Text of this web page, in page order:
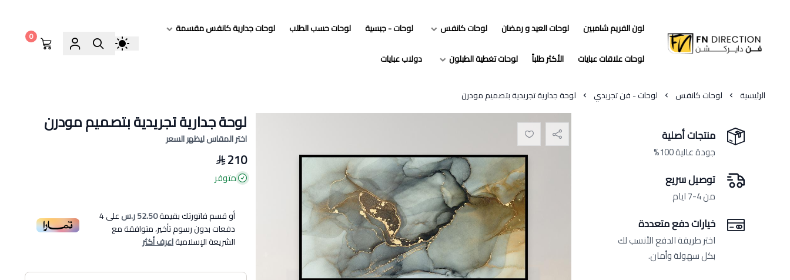
فن دايركشن
لون الفريم شامبين لوحات العيد و رمضان لوحات كانفس لوحات - جبسية لوحات حسب الطلب
لوحات جدارية كانفس مقسمة
لوحات علاقات عبايات
الأكثر طلباً لوحات تغطية الطبلون دولاب عبايات
0
الرئيسية لوحات كانفس لوحات - فن تجريدي لوحة جدارية تجريدية بتصميم مودرن
لوحة جدارية تجريدية بتصميم مودرن
اختر المقاس ليظهر السعر
210
متوفر
أو قسم فاتورتك بقيمة52.50 ر.س على4
دفعات بدون رسوم تأخير، متوافقة مع
الشريعة الإسلاميةاعرف أكثر
منتجات أصلية
جودة عالية 100%
توصيل سريع
من 4-7 ايام
خيارات دفع متعددة
اختر طريقة الدفع الأنسب لك
بكل سهولة وأمان.